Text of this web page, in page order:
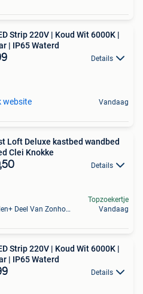
Strip 220V | Koud Wit 6000K |
| IP65 Waterd
Details
website Vandaag
Loft Deluxe kastbed wandbed
Clei Knokke
Details
Houthalen+ Deel Van Zonhoven En Zolder
Topzoekertje
Vandaag
Strip 220V | Koud Wit 6000K |
| IP65 Waterd
Details